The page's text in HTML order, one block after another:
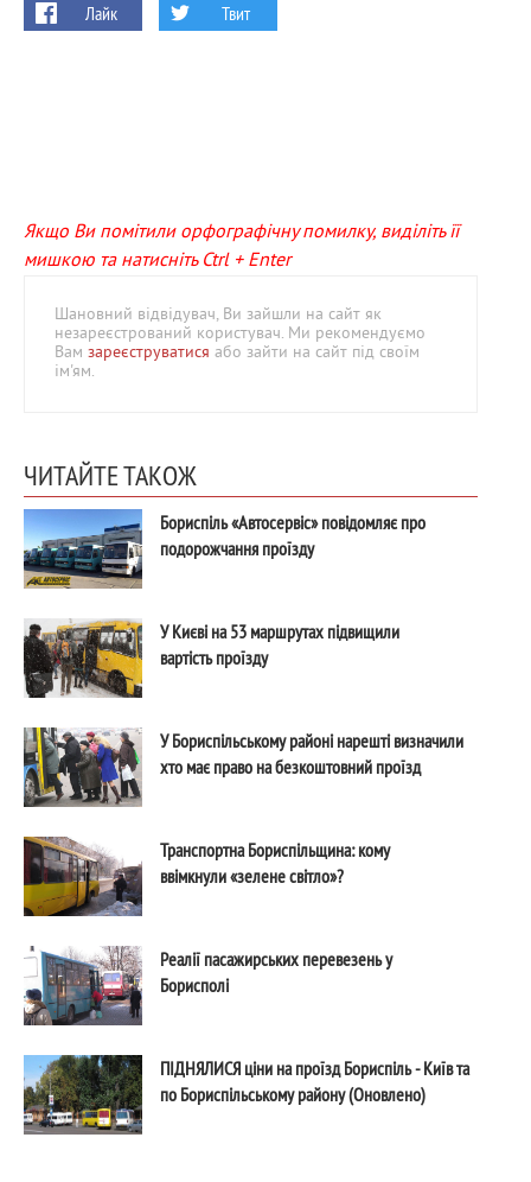
Лайк Твит
Якщо Ви помітили орфографічну помилку, виділіть її
мишкою та натисніть Ctrl + Enter
Шановний відвідувач, Ви зайшли на сайт як
незареєстрований користувач. Ми рекомендуємо
Вам зареєструватися або зайти на сайт під своїм
ім'ям.
ЧИТАЙТЕ ТАКОЖ
Бориспіль «Автосервіс» повідомляє про
подорожчання проїзду
У Києві на 53 маршрутах підвищили
вартість проїзду
У Бориспільському районі нарешті визначили
хто має право на безкоштовний проїзд
Транспортна Бориспільщина: кому
ввімкнули «зелене світло»?
Реалії пасажирських перевезень у
Борисполі
ПІДНЯЛИСЯ ціни на проїзд Бориспіль - Київ та
по Бориспільському району (Оновлено)